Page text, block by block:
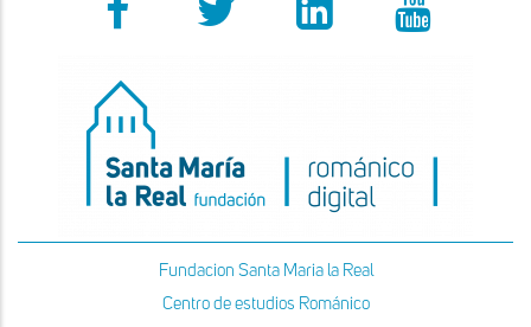
Fundacion Santa Maria la Real
Centro de estudios Románico